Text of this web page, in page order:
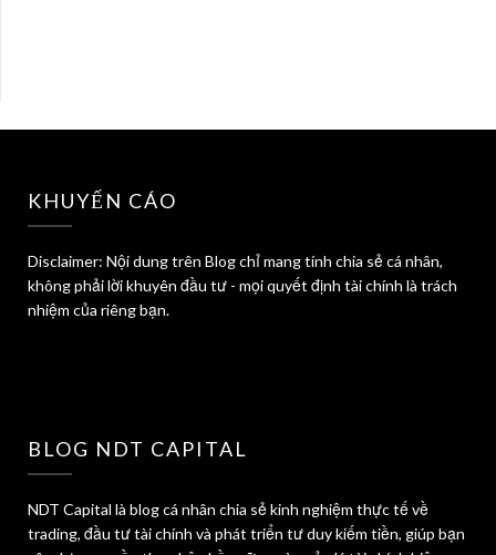
KHUYẾN CÁO
Disclaimer: Nội dung trên Blog chỉ mang tính chia sẻ cá nhân,
không phải lời khuyên đầu tư - mọi quyết định tài chính là trách
nhiệm của riêng bạn.
BLOG NDT CAPITAL
NDT Capital là blog cá nhân chia sẻ kinh nghiệm thực tế về
trading, đầu tư tài chính và phát triển tư duy kiếm tiền, giúp bạn